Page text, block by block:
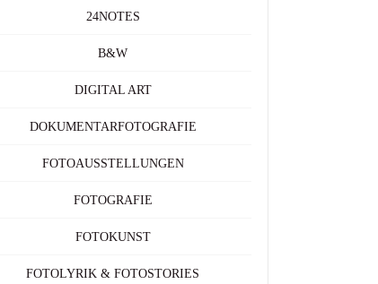
24NOTES
B&W
DIGITAL ART
DOKUMENTARFOTOGRAFIE
FOTOAUSSTELLUNGEN
FOTOGRAFIE
FOTOKUNST
FOTOLYRIK & FOTOSTORIES